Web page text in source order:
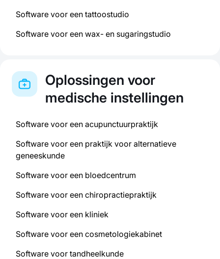
Software voor een tattoostudio
Software voor een wax- en sugaringstudio
Oplossingen voor
medische instellingen
Software voor een acupunctuurpraktijk
Software voor een praktijk voor alternatieve
geneeskunde
Software voor een bloedcentrum
Software voor een chiropractiepraktijk
Software voor een kliniek
Software voor een cosmetologiekabinet
Software voor tandheelkunde